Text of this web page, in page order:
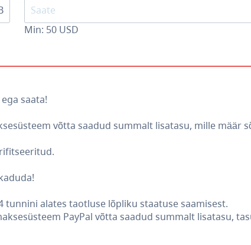
Min: 50 USD
saata!
võtta saadud summalt lisatasu, mille määr
alates taotluse lõpliku staatuse saamisest.
PayPal võtta saadud summalt lisatasu,